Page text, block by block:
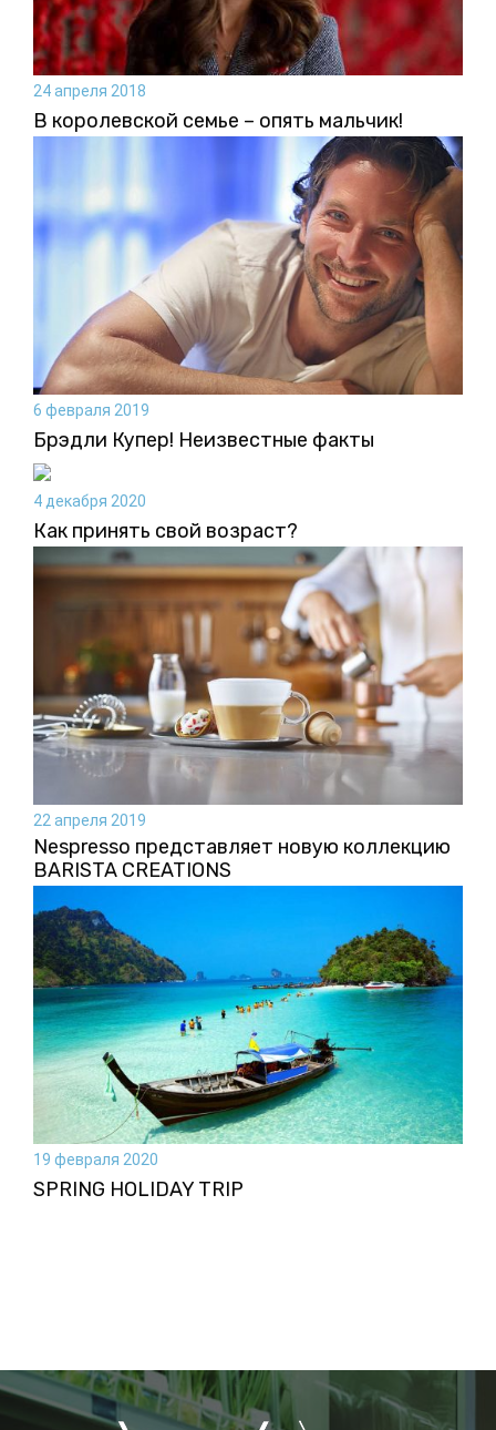
24 апреля 2018
В королевской семье – опять мальчик!
6 февраля 2019
Брэдли Купер! Неизвестные факты
4 декабря 2020
Как принять свой возраст?
22 апреля 2019
Nespresso представляет новую коллекцию
BARISTA CREATIONS
19 февраля 2020
SPRING HOLIDAY TRIP